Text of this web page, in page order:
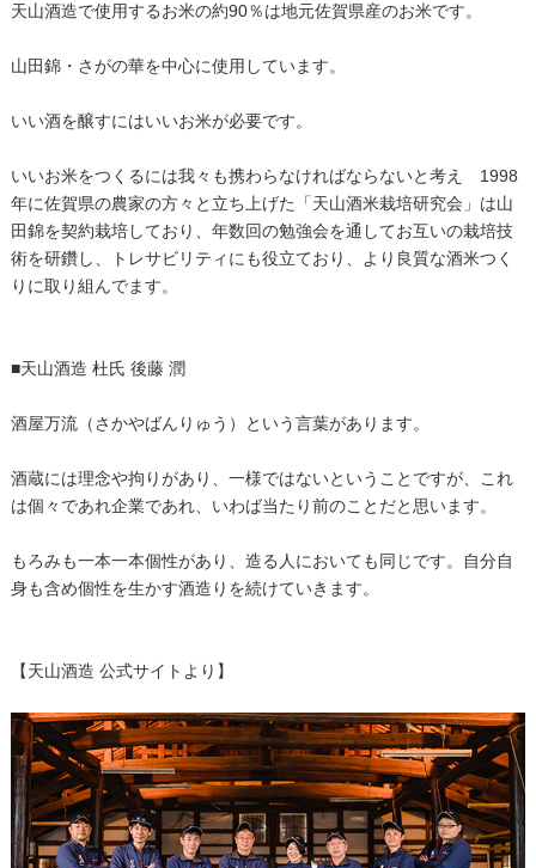
天山酒造で使用するお米の約90％は地元佐賀県産のお米です。
山田錦・さがの華を中心に使用しています。
いい酒を醸すにはいいお米が必要です。
いいお米をつくるには我々も携わらなければならないと考え 1998
年に佐賀県の農家の方々と立ち上げた「天山酒米栽培研究会」は山
田錦を契約栽培しており、年数回の勉強会を通してお互いの栽培技
術を研鑽し、トレサビリティにも役立ており、より良質な酒米つく
りに取り組んでます。
■天山酒造 杜氏 後藤 潤
酒屋万流（さかやばんりゅう）という言葉があります。
酒蔵には理念や拘りがあり、一様ではないということですが、これ
は個々であれ企業であれ、いわば当たり前のことだと思います。
もろみも一本一本個性があり、造る人においても同じです。自分自
身も含め個性を生かす酒造りを続けていきます。
【天山酒造 公式サイトより】